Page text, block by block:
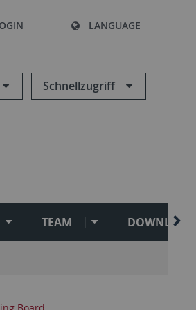
LANGUAGE
Schnellzugriff
TEAM
Board